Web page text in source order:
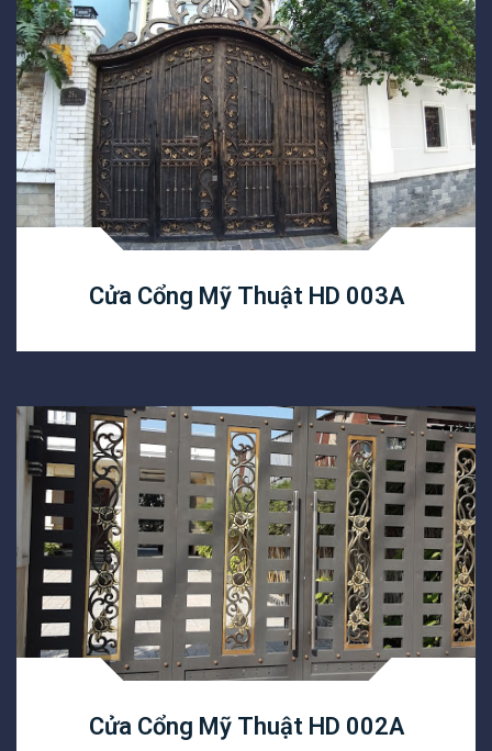
Cửa Cổng Mỹ Thuật HD 003A
Cửa Cổng Mỹ Thuật HD 002A